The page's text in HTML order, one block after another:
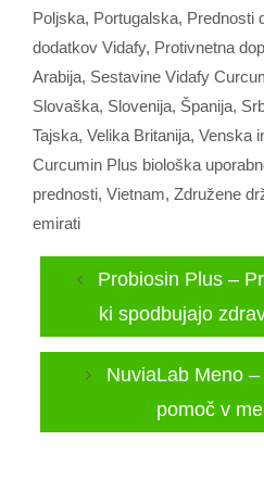
Poljska, Portugalska, Prednosti
dodatkov Vidafy, Protivnetna
Arabija, Sestavine Vidafy
Slovaška, Slovenija, Španija,
Tajska, Velika Britanija, Venska
Curcumin Plus biološka
prednosti, Vietnam, Združene
emirati
Probiosin Plus –
ki spodbujajo
NuviaLab Meno
pomoč v